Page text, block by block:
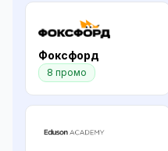
Фоксфорд
8 промо